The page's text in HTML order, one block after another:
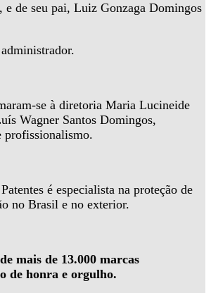
e de seu pai, Luiz Gonzaga Domingos
se à diretoria Maria Lucineide
Wagner Santos Domingos,
profissionalismo.
é especialista na proteção de
no Brasil e no exterior.
mais de 13.000 marcas
de honra e orgulho.